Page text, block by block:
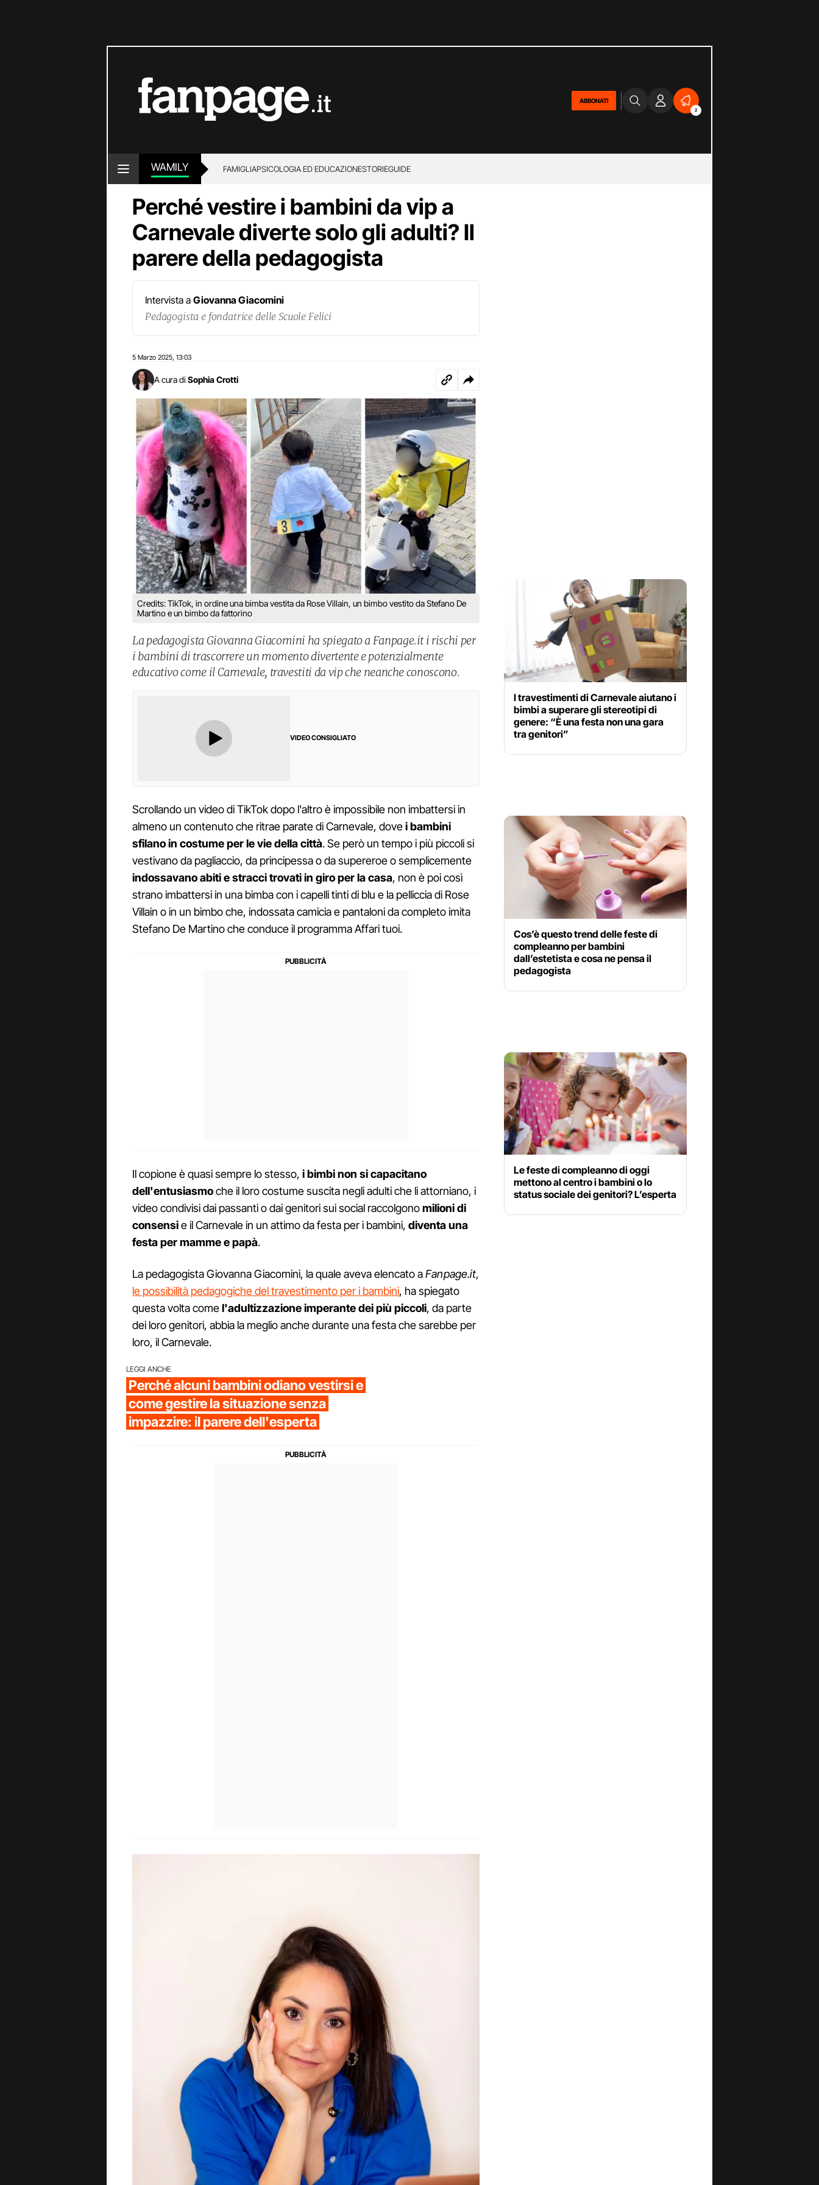
ABBONATI
2
WAMILY FAMIGLIAPSICOLOGIA ED EDUCAZIONESTORIEGUIDE
Perché vestire i bambini da vip a
Carnevale diverte solo gli adulti? Il
parere della pedagogista
Intervista a Giovanna Giacomini
Pedagogista e fondatrice delle Scuole Felici
5 Marzo 2025 13:03
A cura di Sophia Crotti
Credits: TikTok, in ordine una bimba vestita da Rose Villain, un bimbo vestito da Stefano De
Martino e un bimbo da fattorino
La pedagogista Giovanna Giacomini ha spiegato a Fanpage.it i rischi per
i bambini di trascorrere un momento divertente e potenzialmente
educativo come il Carnevale, travestiti da vip che neanche conoscono.
VIDEO CONSIGLIATO
Scrollando un video di TikTok dopo l'altro è impossibile non imbattersi in
almeno un contenuto che ritrae parate di Carnevale, dovei bambini
sfilano in costume per le vie della città. Se però un tempo i più piccoli si
vestivano da pagliaccio, da principessa o da supereroe o semplicemente
indossavano abiti e stracci trovati in giro per la casa, non è poi così
strano imbattersi in una bimba con i capelli tinti di blu e la pelliccia di Rose
Villain o in un bimbo che, indossata camicia e pantaloni da completo imita
Stefano De Martino che conduce il programma Affari tuoi.
Il copione è quasi sempre lo stesso, i bimbi non si capacitano
dell'entusiasmoche il loro costume suscita negli adulti che li attorniano, i
video condivisi dai passanti o dai genitori sui social raccolgonomilioni di
consensie il Carnevale in un attimo da festa per i bambini, diventa una
festa per mamme e papà.
La pedagogista Giovanna Giacomini, la quale aveva elencato aFanpage.it,
le possibilità pedagogiche del travestimento per i bambini, ha spiegato
questa volta comel'adultizzazione imperante dei più piccoli, da parte
dei loro genitori, abbia la meglio anche durante una festa che sarebbe per
loro, il Carnevale.
LEGGI ANCHE
Perché alcuni bambini odiano vestirsi e
come gestire la situazione senza
impazzire: il parere dell'esperta
I travestimenti di Carnevale aiutano i
bimbi a superare gli stereotipi di
genere: “È una festa non una gara
tra genitori”
Cos’è questo trend delle feste di
compleanno per bambini
dall’estetista e cosa ne pensa il
pedagogista
Le feste di compleanno di oggi
mettono al centro i bambini o lo
status sociale dei genitori? L’esperta